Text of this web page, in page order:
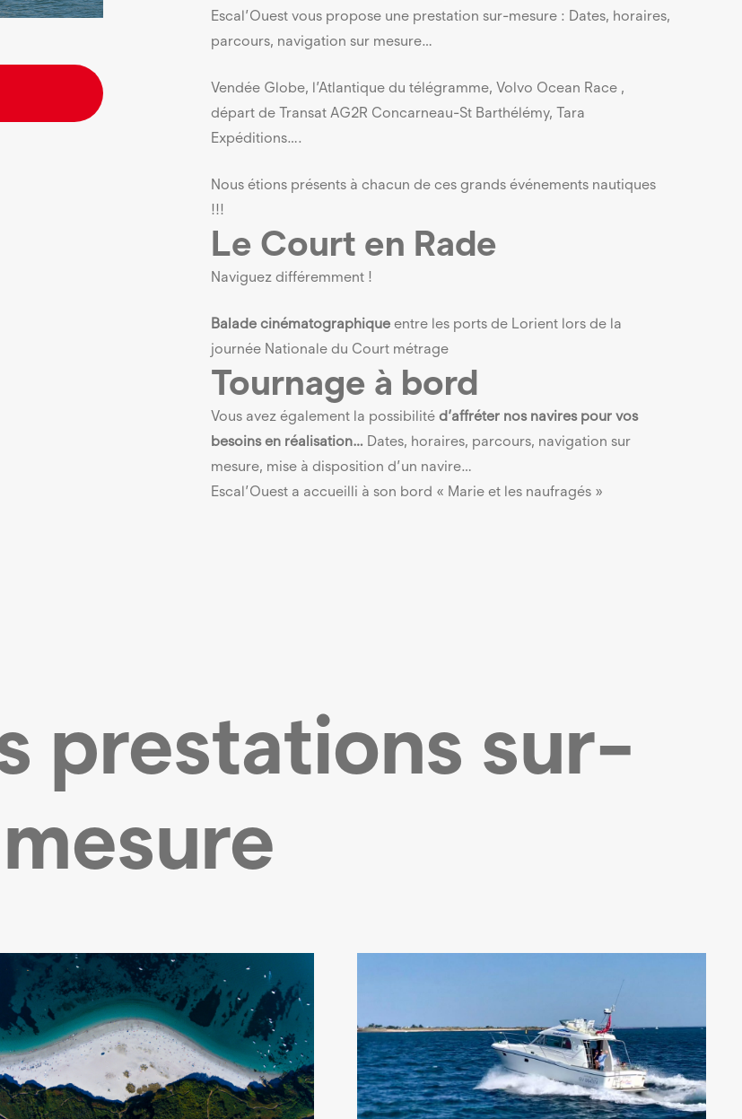
Escal’Ouest vous propose une prestation sur-mesure : Dates, horaires,
parcours, navigation sur mesure…
Vendée Globe, l’Atlantique du télégramme, Volvo Ocean Race ,
départ de Transat AG2R Concarneau-St Barthélémy, Tara
Expéditions….
Nous étions présents à chacun de ces grands événements nautiques
!!!
Le Court en Rade
Naviguez différemment !
Balade cinématographique entre les ports de Lorient lors de la
journée Nationale du Court métrage
Tournage à bord
Vous avez également la possibilité d’affréter nos navires pour vos
besoins en réalisation… Dates, horaires, parcours, navigation sur
mesure, mise à disposition d’un navire…
Escal’Ouest a accueilli à son bord « Marie et les naufragés »
prestations sur-
mesure